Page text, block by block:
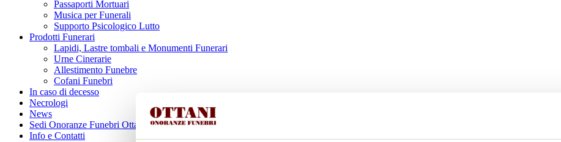
Passaporti Mortuari
Musica per Funerali
Supporto Psicologico Lutto
Prodotti Funerari
Lapidi, Lastre tombali e Monumenti Funerari
Urne Cinerarie
Allestimento Funebre
Cofani Funebri
In caso di decesso
Necrologi
News
Sedi Onoranze Funebri Ottani
Info e Contatti